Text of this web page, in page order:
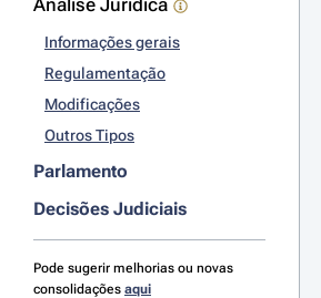
Análise Jurídica
Informações gerais
Regulamentação
Modificações
Outros Tipos
Parlamento
Decisões Judiciais
Pode sugerir melhorias ou novas
consolidações aqui